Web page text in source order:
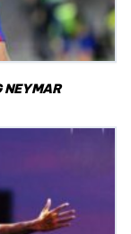
NEYMAR